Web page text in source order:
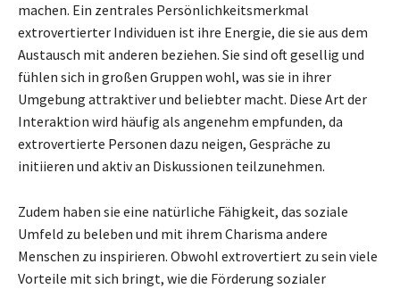
machen. Ein zentrales Persönlichkeitsmerkmal
extrovertierter Individuen ist ihre Energie, die sie aus dem
Austausch mit anderen beziehen. Sie sind oft gesellig und
fühlen sich in großen Gruppen wohl, was sie in ihrer
Umgebung attraktiver und beliebter macht. Diese Art der
Interaktion wird häufig als angenehm empfunden, da
extrovertierte Personen dazu neigen, Gespräche zu
initiieren und aktiv an Diskussionen teilzunehmen.
Zudem haben sie eine natürliche Fähigkeit, das soziale
Umfeld zu beleben und mit ihrem Charisma andere
Menschen zu inspirieren. Obwohl extrovertiert zu sein viele
Vorteile mit sich bringt, wie die Förderung sozialer